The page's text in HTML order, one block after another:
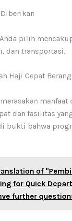
pilih
dan transportasi.
Haji Cepat
dan fasilitas
bukti bahwa
of
for Quick
further